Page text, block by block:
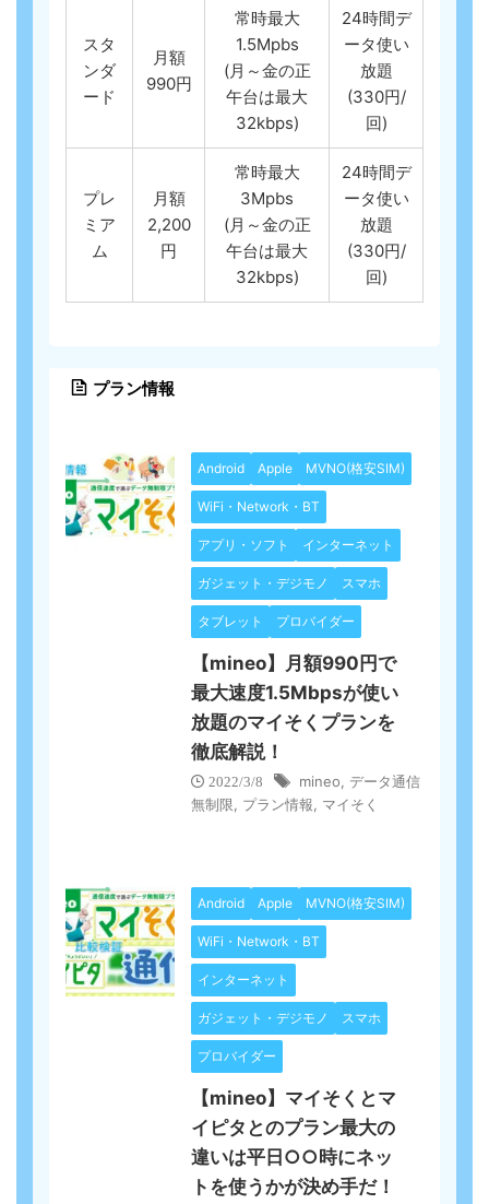
スタ
ンダ
ード
月額
990円
常時最大
1.5Mpbs
(月～金の正
午台は最大
32kbps)
24時間デ
ータ使い
放題
(330円/
回)
プレ
ミア
ム
月額
2,200
円
常時最大
3Mpbs
(月～金の正
午台は最大
32kbps)
24時間デ
ータ使い
放題
(330円/
回)
プラン情報
Android Apple MVNO(格安SIM)
WiFi・Network・BT
アプリ・ソフト インターネット
ガジェット・デジモノ スマホ
タブレット プロバイダー
【mineo】月額990円で
最大速度1.5Mbpsが使い
放題のマイそくプランを
徹底解説！
2022/3/8 mineo
データ通信
無制限
プラン情報 マイそく
Android Apple MVNO(格安SIM)
WiFi・Network・BT
インターネット
ガジェット・デジモノ スマホ
プロバイダー
【mineo】マイそくとマ
イピタとのプラン最大の
違いは平日○○時にネッ
トを使うかが決め手だ！